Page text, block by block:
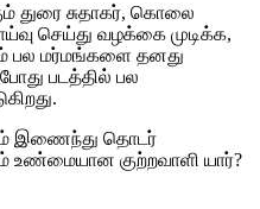
துரை சுதாகர், கொலை
செய்து வழக்கை முடிக்க,
பல மர்மங்களை தனது
படத்தில் பல
இணைந்து தொடர்
உண்மையான குற்றவாளி யார்?